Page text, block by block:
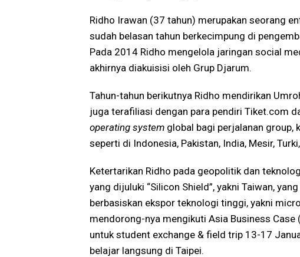
Ridho Irawan (37 tahun) merupakan seorang
sudah belasan tahun berkecimpung di
Pada 2014 Ridho mengelola jaringan social
akhirnya diakuisisi oleh Grup Djarum.
Tahun-tahun berikutnya Ridho mendirikan
juga terafiliasi dengan para pendiri Tiket.com
operating system global bagi perjalanan group,
seperti di Indonesia, Pakistan, India, Mesir,
Ketertarikan Ridho pada geopolitik dan
yang dijuluki “Silicon Shield”, yakni Taiwan,
berbasiskan ekspor teknologi tinggi, yakni
mendorong-nya mengikuti Asia Business Case
untuk student exchange & field trip 13-17
belajar langsung di Taipei.